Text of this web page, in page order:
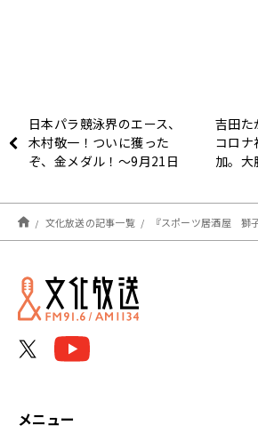
日本パラ競泳界のエース、
木村敬一！ついに獲った
ぞ、金メダル！～9月21日
SAKIDORI！
吉田た
コロナ
加。大
文化放送の記事一覧 『スポーツ居酒屋 獅子』（9月23日）
メニュー